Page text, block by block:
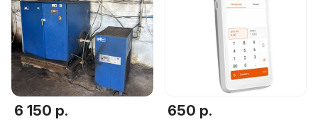
6 150 р. 650 р.